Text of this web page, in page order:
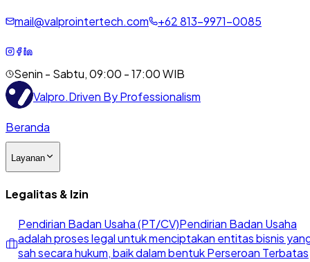
mail@valprointertech.com +62813-9971-0085
Senin - Sabtu, 09:00 - 17:00 WIB
Valpro.Driven By Professionalism
Beranda
Layanan
Legalitas & Izin
Pendirian Badan Usaha (PT/CV)Pendirian Badan Usaha
adalah proses legal untuk menciptakan entitas bisnis
sah secara hukum, baik dalam bentuk Perseroan Terbatas